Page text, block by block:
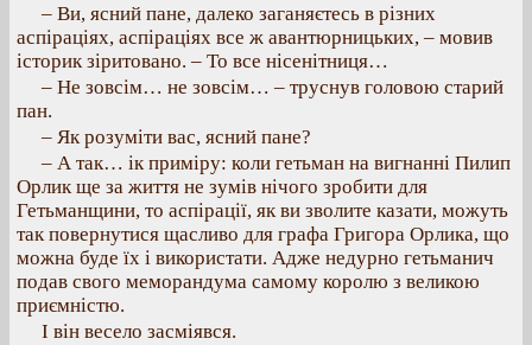
– Ви, ясний пане, далеко заганяєтесь в різних
аспіраціях, аспіраціях все ж авантюрницьких, – мовив
історик зіритовано. – То все нісенітниця…
– Не зовсім… не зовсім… – труснув головою старий
пан.
– Як розуміти вас, ясний пане?
– А так… ік приміру: коли гетьман на вигнанні Пилип
Орлик ще за життя не зумів нічого зробити для
Гетьманщини, то аспірації, як ви зволите казати, можуть
так повернутися щасливо для графа Григора Орлика, що
можна буде їх і використати. Адже недурно гетьманич
подав свого меморандума самому королю з великою
приємністю.
І він весело засміявся.